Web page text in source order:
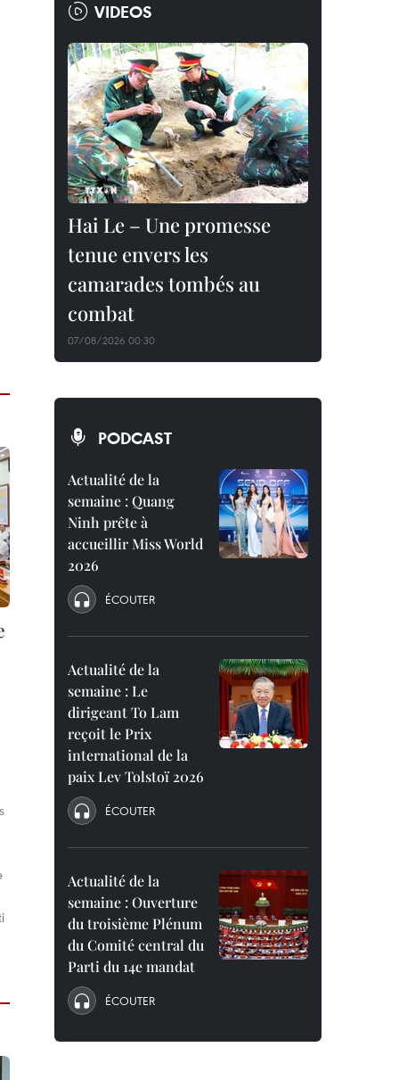
VIDEOS
Hai Le – Une promesse
tenue envers les
camarades tombés au
combat
07/08/2026 00:30
PODCAST
Actualité de la
semaine : Quang
Ninh prête à
accueillir Miss World
2026
ÉCOUTER
Actualité de la
semaine : Le
dirigeant To Lam
reçoit le Prix
international de la
paix Lev Tolstoï 2026
ÉCOUTER
Actualité de la
semaine : Ouverture
du troisième Plénum
du Comité central du
Parti du 14e mandat
ÉCOUTER